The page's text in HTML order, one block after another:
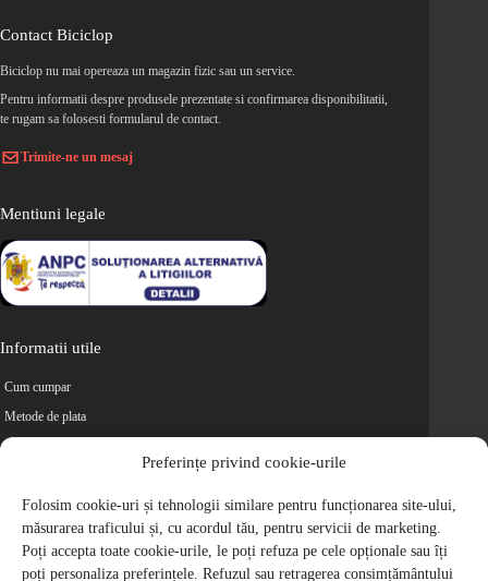
Preferințe privind cookie-urile
Folosim cookie-uri și tehnologii similare pentru funcționarea site-ului,
măsurarea traficului și, cu acordul tău, pentru servicii de marketing.
Poți accepta toate cookie-urile, le poți refuza pe cele opționale sau îți
poți personaliza preferințele. Refuzul sau retragerea consimțământului
Contact Biciclop
Biciclop nu mai opereaza un magazin fizic sau un service.
Pentru informatii despre produsele prezentate si confirmarea disponibilitatii,
te rugam sa folosesti formularul de contact.
Trimite-ne un mesaj
Mentiuni legale
Informatii utile
Cum cumpar
Metode de plata
Retur
Cariere
Politica de Confidentialitate